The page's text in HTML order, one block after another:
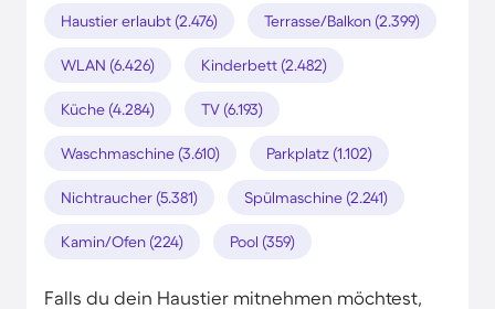
Haustier erlaubt (2.476) Terrasse/Balkon (2.399)
WLAN (6.426) Kinderbett (2.482)
Küche (4.284) TV (6.193)
Waschmaschine (3.610) Parkplatz (1.102)
Nichtraucher (5.381) Spülmaschine (2.241)
Kamin/Ofen (224) Pool (359)
Falls du dein Haustier mitnehmen möchtest,